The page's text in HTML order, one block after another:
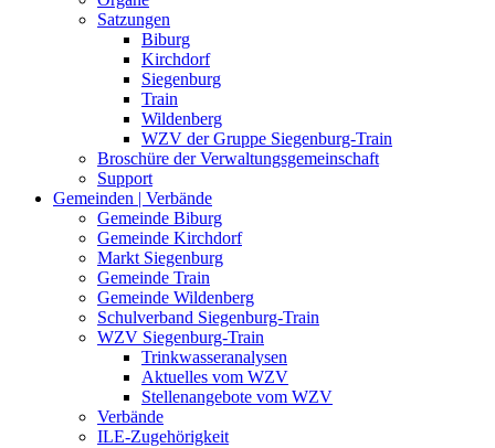
Satzungen
Biburg
Kirchdorf
Siegenburg
Train
Wildenberg
WZV der Gruppe Siegenburg-Train
Broschüre der Verwaltungsgemeinschaft
Support
Gemeinden | Verbände
Gemeinde Biburg
Gemeinde Kirchdorf
Markt Siegenburg
Gemeinde Train
Gemeinde Wildenberg
Schulverband Siegenburg-Train
WZV Siegenburg-Train
Trinkwasseranalysen
Aktuelles vom WZV
Stellenangebote vom WZV
Verbände
ILE-Zugehörigkeit